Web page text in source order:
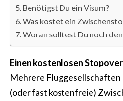
Benötigst Du ein Visum?
Was kostet ein
Woran solltest Du noch
Einen kostenlosen
Mehrere Fluggesellschaften
(oder fast kostenfreie)